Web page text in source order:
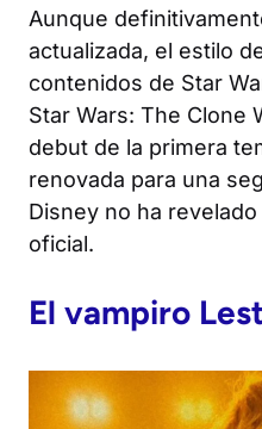
Aunque
actualizada, el estilo
contenidos de Star
Star Wars: The Clone
debut de la primera
renovada para una
Disney no ha
oficial.
El vampiro